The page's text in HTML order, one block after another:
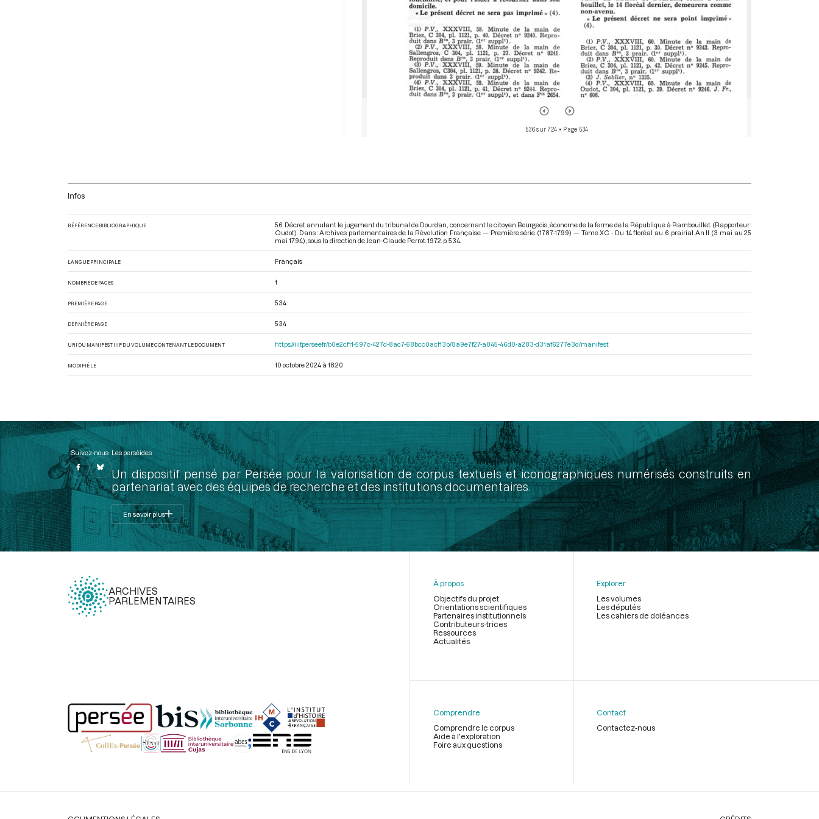
536 sur 724 • Page 534
Infos
RÉFÉRENCE BIBLIOGRAPHIQUE
56. Décret annulant le jugement du tribunal de Dourdan, concernant le citoyen Bourgeois, économe de la ferme de la République à Rambouillet. (Rapporteur :
Oudot). Dans : Archives parlementaires de la Révolution Française — Première série (1787-1799) — Tome XC - Du 14 floréal au 6 prairial An II (3 mai au 25
mai 1794) , sous la direction de Jean-Claude Perrot. 1972. p. 534.
LANGUE PRINCIPALE Français
NOMBRE DE PAGES 1
PREMIÈRE PAGE 534
DERNIÈRE PAGE 534
URI DU MANIFEST IIIF DU VOLUME CONTENANT LE DOCUMENT https://iiif.persee.fr/b0e2cf11-597c-427d-8ac7-68bcc0acf13b/8a9e7f27-a845-46d0-a283-d31af6277e3d/manifest
MODIFIÉ LE 10 octobre 2024 à 18:20
Suivez-nous Les perséides
Un dispositif pensé par Persée pour la valorisation de corpus textuels et iconographiques numérisés construits en
partenariat avec des équipes de recherche et des institutions documentaires.
En savoir plus
ARCHIVES
PARLEMENTAIRES
page
À propos
Objectifs du projet
Orientations scientifiques
Partenaires institutionnels
Contributeurs-trices
Ressources
Actualités
Explorer
Les volumes
Les députés
Les cahiers de doléances
Comprendre
Comprendre le corpus
Aide à l'exploration
Foire aux questions
Contact
Contactez-nous
Légal